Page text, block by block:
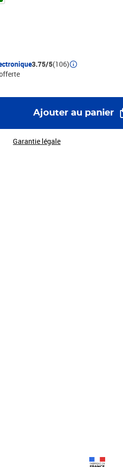
3.75/5(106)
Ajouter au panier
Garantie légale